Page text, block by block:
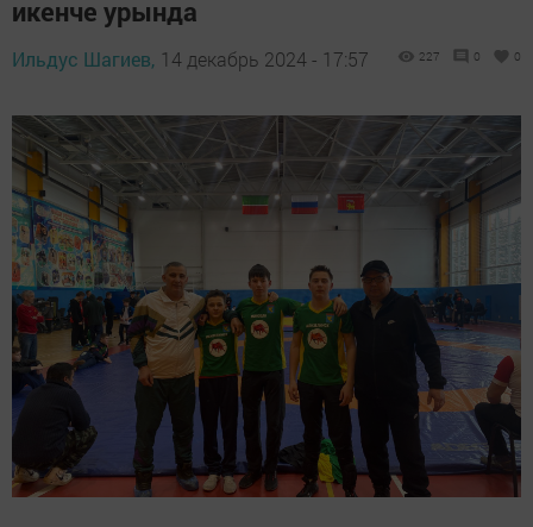
икенче урында
Ильдус Шагиев, 14 декабрь 2024 - 17:57 227 0 0